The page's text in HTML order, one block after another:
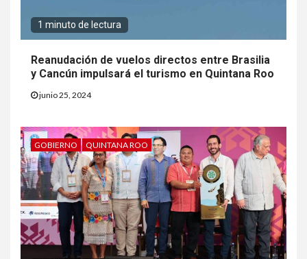
1 minuto de lectura
Reanudación de vuelos directos entre Brasilia
y Cancún impulsará el turismo en Quintana Roo
junio 25, 2024
GOBIERNO QUINTANA ROO